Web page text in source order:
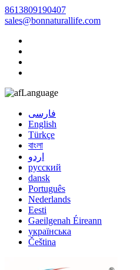
8613809190407
sales@bonnaturallife.com
Language
فارسی
English
Türkçe
বাংলা
اردو
русский
dansk
Português
Nederlands
Eesti
Gaeilgenah Éireann
українська
Čeština